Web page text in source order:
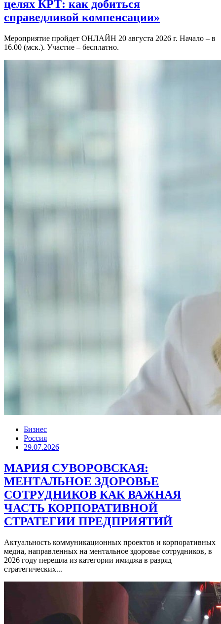
целях КРТ: как добиться
справедливой компенсации»
Мероприятие пройдет ОНЛАЙН 20 августа 2026 г. Начало – в
16.00 (мск.). Участие – бесплатно.
Бизнес
Россия
29.07.2026
МАРИЯ СУВОРОВСКАЯ:
МЕНТАЛЬНОЕ ЗДОРОВЬЕ
СОТРУДНИКОВ КАК ВАЖНАЯ
ЧАСТЬ КОРПОРАТИВНОЙ
СТРАТЕГИИ ПРЕДПРИЯТИЙ
Актуальность коммуникационных проектов и корпоративных
медиа, направленных на ментальное здоровье сотрудников, в
2026 году перешла из категории имиджа в разряд
стратегических...